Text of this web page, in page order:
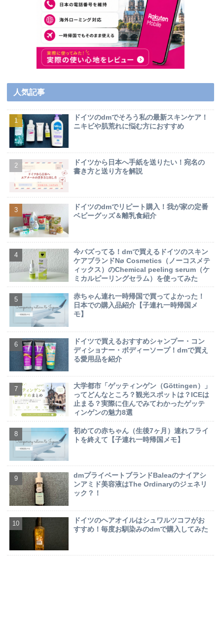
人気記事
ドイツのdmでそろう私の最新スキンケア！
ニキビや肌荒れに悩む方におすすめ
ドイツから日本へ手紙を送りたい！宛名の
書き方と送り方を解説
ドイツのdmでリピート購入！我が家の定番
ベビーグッズ＆離乳食紹介
今バズってる！dmで買えるドイツのスキン
ケアブランドNø Cosmetics（ノーコスメテ
ィックス）のChemical peeling serum（ケ
ミカルピーリングセラム）を使ってみた
赤ちゃん連れ一時帰国で買ってよかった！
日本での購入品紹介【子連れ一時帰国メ
モ】
ドイツで買えるおすすめシャンプー・コン
ディショナー・ボディーソープ！dmで買え
る愛用品を紹介
大学都市「ゲッティンゲン（Göttingen）」
ってどんなところ？観光スポットは？ICEは
止まる？実際に住んでみてわかったゲッテ
ィンゲンの魅力8選
初めての赤ちゃん（生後7ヶ月）連れフライ
トを終えて【子連れ一時帰国メモ】
dmプライベートブランドBaleaのナイアシ
ンアミド美容液はThe Ordinaryのジェネリ
ック？！
ドイツのヘアオイルはシュワルツコフがお
すすめ！毎度お馴染みのdmで購入してみた